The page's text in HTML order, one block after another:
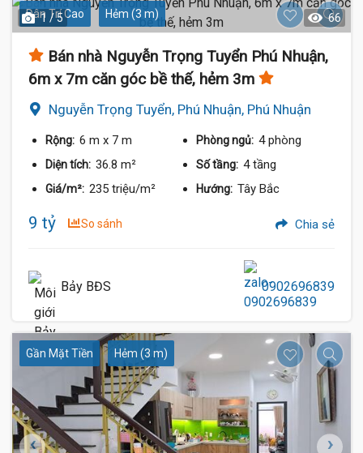
Dân Trí Cao Hẻm (3 m)
1 / 5 66
Bán nhà Nguyễn Trọng Tuyển Phú Nhuận,
6m x 7m căn góc bề thế, hẻm 3m
Nguyễn Trọng Tuyển, Phú Nhuận, Phú Nhuận
Rộng: 6 m x 7 m Phòng ngủ: 4 phòng
Diện tích: 36.8 m² Số tầng: 4 tầng
Giá/m²: 235 triệu/m² Hướng: Tây Bắc
9 tỷ So sánh Chia sẻ
Bảy BĐS 0902696839
Gần Mặt Tiền Hẻm (3 m)